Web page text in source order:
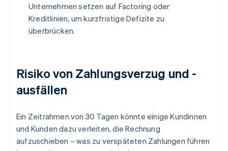
Unternehmen setzen auf Factoring oder
Kreditlinien, um kurzfristige Defizite zu
überbrücken.
Risiko von Zahlungsverzug und -
ausfällen
Ein Zeitrahmen von 30 Tagen könnte einige Kundinnen
und Kunden dazu verleiten, die Rechnung
aufzuschieben – was zu verspäteten Zahlungen führen